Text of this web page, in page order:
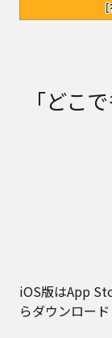
「どこ
iOS版はApp
らダウンロード